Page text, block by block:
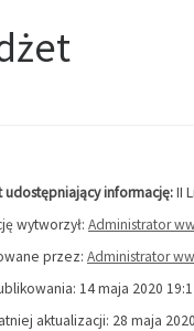
informację:II
wytworzył: Administrator
przez: Administrator
14 maja 2020
aktualizacji: 28 maja